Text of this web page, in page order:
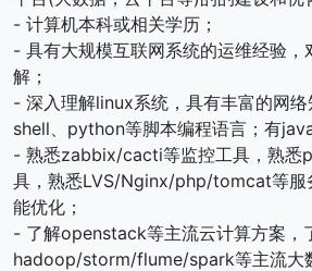
- 计算机本科或相关学历；
- 具有大规模互联网系统的运维经验
解；
- 深入理解linux系统，具有丰富的网
shell、python等脚本编程语言；有
- 熟悉zabbix/cacti等监控工具，熟悉
具，熟悉LVS/Nginx/php/tomcat等服
能优化；
- 了解openstack等主流云计算方案，
hadoop/storm/flume/spark等主流大